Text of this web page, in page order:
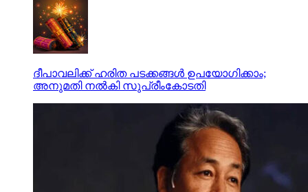
ദീപാവലിക്ക് ഹരിത പടക്കങ്ങൾ ഉപയോഗിക്കാം;
അനുമതി നൽകി സുപ്രീംകോടതി